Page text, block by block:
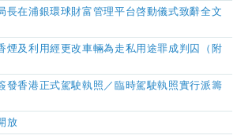
長在浦銀環球財富管理平台啓動儀式致辭全文
煙及利用經更改車輛為走私用途罪成判囚（附
發香港正式駕駛執照／臨時駕駛執照實行派籌
放